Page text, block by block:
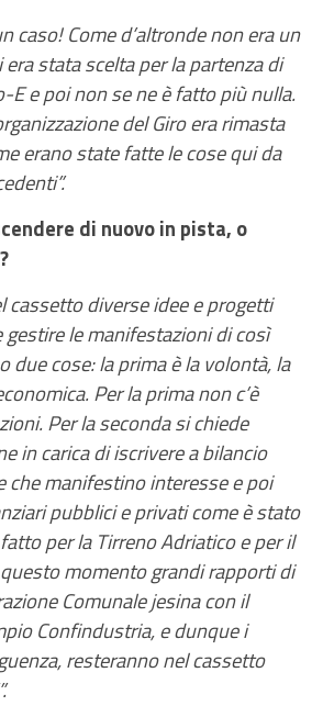
caso! Come d’altronde non era un
era stata scelta per la partenza di
E e poi non se ne è fatto più nulla.
del Giro era rimasta
erano state fatte le cose qui da
di nuovo in pista, o
cassetto diverse idee e progetti
le manifestazioni di così
due cose: la prima è la volontà, la
Per la prima non c’è
Per la seconda si chiede
in carica di iscrivere a bilancio
che manifestino interesse e poi
pubblici e privati come è stato
per la Tirreno Adriatico e per il
momento grandi rapporti di
Comunale jesina con il
Confindustria, e dunque i
resteranno nel cassetto